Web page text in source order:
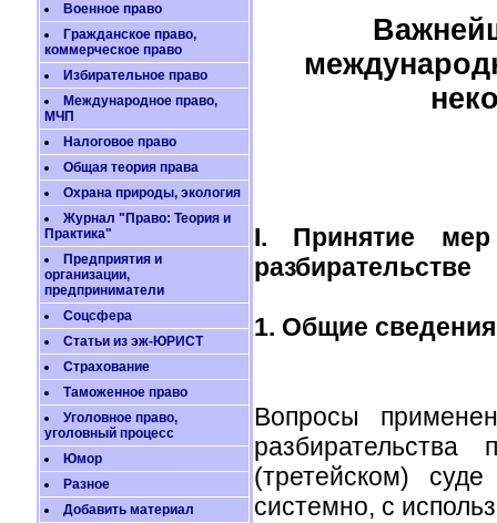
Военное право
Гражданское право,
коммерческое право
Избирательное право
Международное право,
МЧП
Налоговое право
Общая теория права
Охрана природы, экология
Журнал "Право: Теория и
Практика"
Предприятия и
организации,
предприниматели
Соцсфера
Статьи из эж-ЮРИСТ
Страхование
Таможенное право
Уголовное право,
уголовный процесс
Юмор
Разное
Добавить материал
I. Принятие
разбирательстве
1. Общие сведения
Вопросы
(третейском)
системно, с